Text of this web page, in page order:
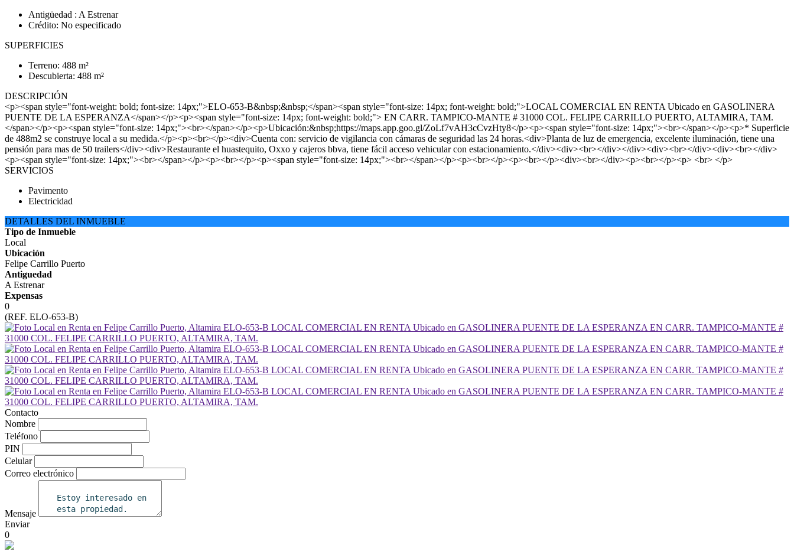
Antigüedad : A Estrenar
Crédito: No especificado
SUPERFICIES
Terreno: 488 m²
Descubierta: 488 m²
DESCRIPCIÓN
<p><span style="font-weight: bold; font-size: 14px;">ELO-653-B&nbsp;&nbsp;</span><span style="font-size: 14px; font-weight: bold;">LOCAL COMERCIAL EN RENTA Ubicado en GASOLINERA
PUENTE DE LA ESPERANZA</span></p><p><span style="font-size: 14px; font-weight: bold;"> EN CARR. TAMPICO-MANTE # 31000 COL. FELIPE CARRILLO PUERTO, ALTAMIRA, TAM.
</span></p><p><span style="font-size: 14px;"><br></span></p><p>Ubicación:&nbsp;https://maps.app.goo.gl/ZoLf7vAH3cCvzHty8</p><p><span style="font-size: 14px;"><br></span></p><p>* Superficie
de 488m2 se construye local a su medida.</p><p><br></p><div>Cuenta con: servicio de vigilancia con cámaras de seguridad las 24 horas.<div>Planta de luz de emergencia, excelente iluminación, tiene una
pensión para mas de 50 trailers</div><div>Restaurante el huastequito, Oxxo y cajeros bbva, tiene fácil acceso vehicular con estacionamiento.</div><div><br></div></div><div><br></div><div><br></div>
<p><span style="font-size: 14px;"><br></span></p><p><br></p><p><span style="font-size: 14px;"><br></span></p><p><br></p><p><br></p><div><br></div><p><br></p><p> <br> </p>
SERVICIOS
Pavimento
Electricidad
DETALLES DEL INMUEBLE
Tipo de Inmueble
Local
Ubicación
Felipe Carrillo Puerto
Antiguedad
A Estrenar
Expensas
0
(REF. ELO-653-B)
Contacto
Nombre
Teléfono
PIN
Celular
Correo electrónico
Mensaje
Enviar
0